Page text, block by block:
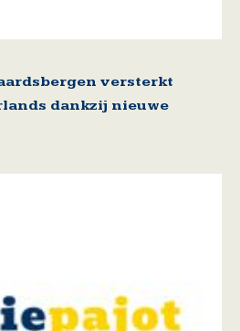
versterkt
dankzij nieuwe